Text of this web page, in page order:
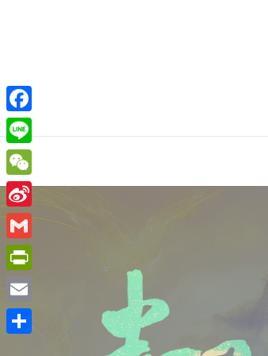
F
a
c
e
b
o
o
k
L
i
n
e
W
e
C
h
a
t
S
i
n
a
W
G
m
a
P
r
i
E